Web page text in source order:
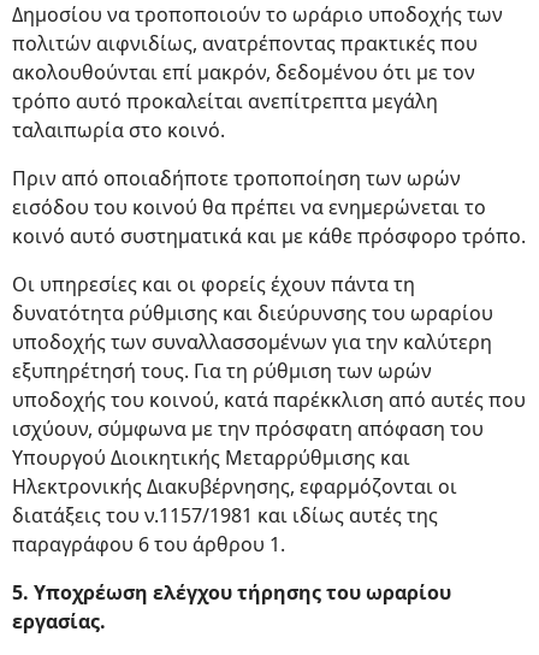
Δημοσίου να τροποποιούν το ωράριο υποδοχής των
πολιτών αιφνιδίως, ανατρέποντας πρακτικές που
ακολουθούνται επί μακρόν, δεδομένου ότι με τον
τρόπο αυτό προκαλείται ανεπίτρεπτα μεγάλη
ταλαιπωρία στο κοινό.
Πριν από οποιαδήποτε τροποποίηση των ωρών
εισόδου του κοινού θα πρέπει να ενημερώνεται το
κοινό αυτό συστηματικά και με κάθε πρόσφορο τρόπο.
Οι υπηρεσίες και οι φορείς έχουν πάντα τη
δυνατότητα ρύθμισης και διεύρυνσης του ωραρίου
υποδοχής των συναλλασσομένων για την καλύτερη
εξυπηρέτησή τους. Για τη ρύθμιση των ωρών
υποδοχής του κοινού, κατά παρέκκλιση από αυτές που
ισχύουν, σύμφωνα με την πρόσφατη απόφαση του
Υπουργού Διοικητικής Μεταρρύθμισης και
Ηλεκτρονικής Διακυβέρνησης, εφαρμόζονται οι
διατάξεις του ν.1157/1981 και ιδίως αυτές της
παραγράφου 6 του άρθρου 1.
5. Υποχρέωση ελέγχου τήρησης του ωραρίου
εργασίας.